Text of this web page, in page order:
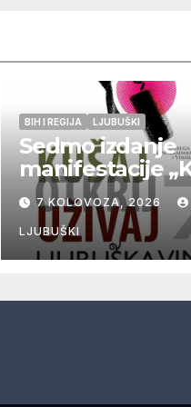
BIH I REGIJA LJUBUŠKI
Sedmo izdanje
manifestacije
ljubuška vina“
donosi
vina,
glazbu
7 KOLOVOZA, 2026
LJUBUŠKI